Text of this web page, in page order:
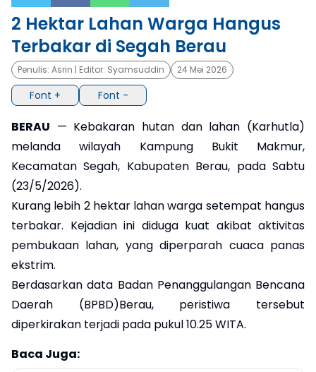
×
2 Hektar Lahan Warga Hangus
Terbakar di Segah Berau
Penulis: Asrin | Editor: Syamsuddin 24 Mei 2026
Font + Font -
BERAU — Kebakaran hutan dan lahan (Karhutla)
melanda wilayah Kampung Bukit Makmur,
Kecamatan Segah, Kabupaten Berau, pada Sabtu
(23/5/2026).
Kurang lebih 2 hektar lahan warga setempat hangus
terbakar. Kejadian ini diduga kuat akibat aktivitas
pembukaan lahan, yang diperparah cuaca panas
ekstrim.
​Berdasarkan data Badan Penanggulangan Bencana
Daerah (BPBD)Berau, peristiwa tersebut
diperkirakan terjadi pada pukul 10.25 WITA.
Baca Juga: